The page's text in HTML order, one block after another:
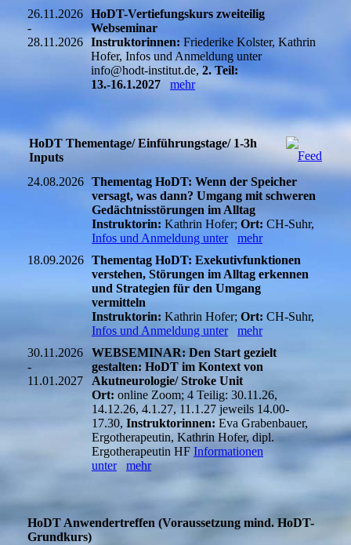
26.11.2026
-
28.11.2026
HoDT-Vertiefungskurs zweiteilig
Webseminar
Instruktorinnen: Friederike Kolster, Kathrin
Hofer, Infos und Anmeldung unter
info@hodt-institut.de,2. Teil:
13.-16.1.2027
mehr
HoDT Thementage/ Einführungstage/ 1-3h
Inputs
24.08.2026 Thementag HoDT: Wenn der Speicher
versagt, was dann? Umgang mit schweren
Gedächtnisstörungen im Alltag
Instruktorin: Kathrin Hofer; Ort: CH-Suhr,
Infos und Anmeldung unter
mehr
18.09.2026 Thementag HoDT: Exekutivfunktionen
verstehen, Störungen im Alltag erkennen
und Strategien für den Umgang
vermitteln
Instruktorin: Kathrin Hofer; Ort: CH-Suhr,
Infos und Anmeldung unter
mehr
30.11.2026
-
11.01.2027
WEBSEMINAR: Den Start gezielt
gestalten: HoDT im Kontext von
Akutneurologie/ Stroke Unit
Ort: online Zoom; 4 Teilig: 30.11.26,
14.12.26, 4.1.27, 11.1.27 jeweils 14.00-
17.30, Instruktorinnen: Eva Grabenbauer,
Ergotherapeutin, Kathrin Hofer, dipl.
Ergotherapeutin HF Informationen
unter
mehr
HoDT Anwendertreffen (Voraussetzung mind. HoDT-
Grundkurs)